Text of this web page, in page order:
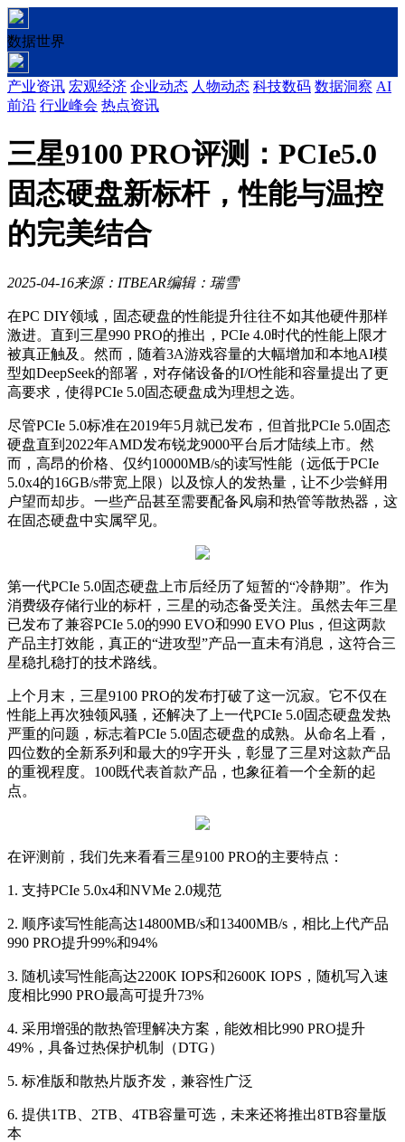
数据世界
产业资讯 宏观经济 企业动态 人物动态 科技数码 数据洞察 AI
前沿 行业峰会 热点资讯
三星9100 PRO评测：PCIe5.0
固态硬盘新标杆，性能与温控
的完美结合
2025-04-16来源：ITBEAR编辑：瑞雪
在PC DIY领域，固态硬盘的性能提升往往不如其他硬件那样
激进。直到三星990 PRO的推出，PCIe 4.0时代的性能上限才
被真正触及。然而，随着3A游戏容量的大幅增加和本地AI模
型如DeepSeek的部署，对存储设备的I/O性能和容量提出了更
高要求，使得PCIe 5.0固态硬盘成为理想之选。
尽管PCIe 5.0标准在2019年5月就已发布，但首批PCIe 5.0固态
硬盘直到2022年AMD发布锐龙9000平台后才陆续上市。然
而，高昂的价格、仅约10000MB/s的读写性能（远低于PCIe
5.0x4的16GB/s带宽上限）以及惊人的发热量，让不少尝鲜用
户望而却步。一些产品甚至需要配备风扇和热管等散热器，这
在固态硬盘中实属罕见。
第一代PCIe 5.0固态硬盘上市后经历了短暂的“冷静期”。作为
消费级存储行业的标杆，三星的动态备受关注。虽然去年三星
已发布了兼容PCIe 5.0的990 EVO和990 EVO Plus，但这两款
产品主打效能，真正的“进攻型”产品一直未有消息，这符合三
星稳扎稳打的技术路线。
上个月末，三星9100 PRO的发布打破了这一沉寂。它不仅在
性能上再次独领风骚，还解决了上一代PCIe 5.0固态硬盘发热
严重的问题，标志着PCIe 5.0固态硬盘的成熟。从命名上看，
四位数的全新系列和最大的9字开头，彰显了三星对这款产品
的重视程度。100既代表首款产品，也象征着一个全新的起
点。
在评测前，我们先来看看三星9100 PRO的主要特点：
1. 支持PCIe 5.0x4和NVMe 2.0规范
2. 顺序读写性能高达14800MB/s和13400MB/s，相比上代产品
990 PRO提升99%和94%
3. 随机读写性能高达2200K IOPS和2600K IOPS，随机写入速
度相比990 PRO最高可提升73%
4. 采用增强的散热管理解决方案，能效相比990 PRO提升
49%，具备过热保护机制（DTG）
5. 标准版和散热片版齐发，兼容性广泛
6. 提供1TB、2TB、4TB容量可选，未来还将推出8TB容量版
本